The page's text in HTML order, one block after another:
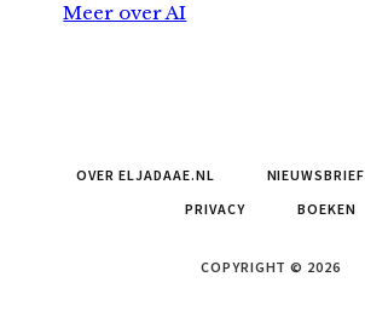
Meer over AI
OVER ELJADAAE.NL NIEUWSBRIEF
PRIVACY
BOEKEN
COPYRIGHT © 2026